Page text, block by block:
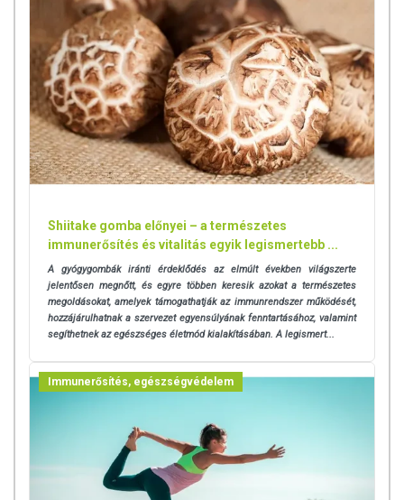
nem az orvosi kezelés helyettesítésére alkalmas! Betegség esetén
használatát beszélje meg kezelőorvosával. Az ajánlott napi
fogyasztási mennyiséget ne lépje túl! Ne szedje a készítményt, ha az
összetevők bármelyikére érzékeny vagy allergiás! Kisgyermektől
elzárva tartandó!
Shiitake gomba előnyei – a természetes
immunerősítés és vitalitás egyik legismertebb ...
A gyógygombák iránti érdeklődés az elmúlt években világszerte
jelentősen megnőtt, és egyre többen keresik azokat a természetes
megoldásokat, amelyek támogathatják az immunrendszer működését,
hozzájárulhatnak a szervezet egyensúlyának fenntartásához, valamint
segíthetnek az egészséges életmód kialakításában. A legismert...
Immunerősítés, egészségvédelem